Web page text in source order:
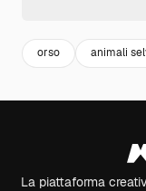
orso animali
La piattaforma